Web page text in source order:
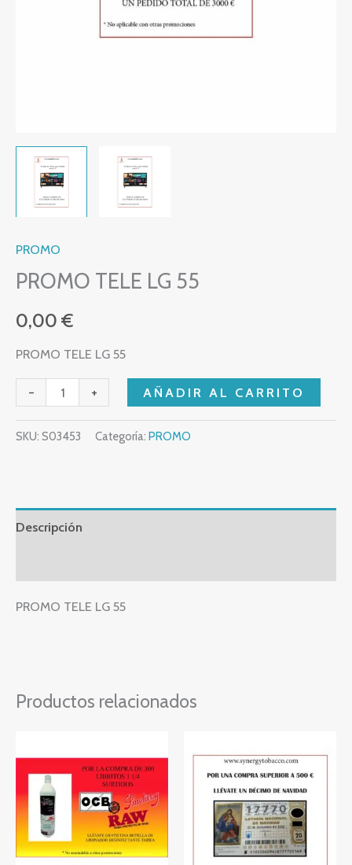
PROMO
PROMO TELE LG 55
0,00 €
PROMO TELE LG 55
- + AÑADIR AL CARRITO
SKU: S03453 Categoría: PROMO
Descripción
PROMO TELE LG 55
Productos relacionados